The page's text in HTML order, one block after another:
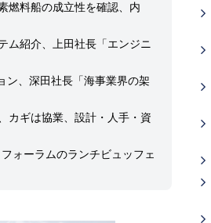
燃料船の成立性を確認、内
ム紹介、上田社長「エンジニ
ン、深田社長「海事業界の架
カギは協業、設計・人手・資
ォーラムのランチビュッフェ